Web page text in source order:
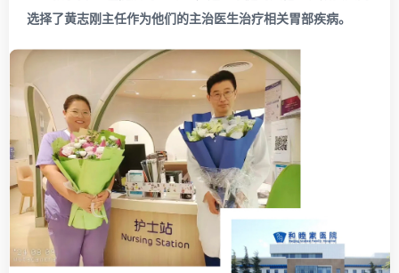
选择了黄志刚主任作为他们的主治医生治疗相关胃部疾病。